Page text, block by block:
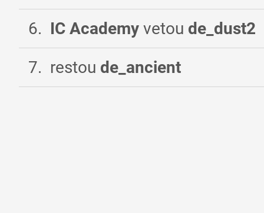
6. IC Academy vetou de_dust2
7. restou de_ancient